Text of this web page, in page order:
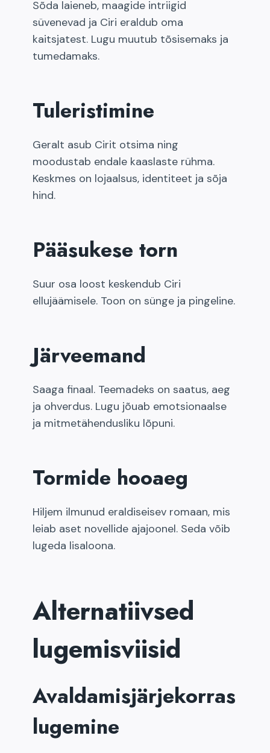
Sõda laieneb, maagide intriigid
süvenevad ja Ciri eraldub oma
kaitsjatest. Lugu muutub tõsisemaks ja
tumedamaks.
Tuleristimine
Geralt asub Cirit otsima ning
moodustab endale kaaslaste rühma.
Keskmes on lojaalsus, identiteet ja sõja
hind.
Pääsukese torn
Suur osa loost keskendub Ciri
ellujäämisele. Toon on sünge ja pingeline.
Järveemand
Saaga finaal. Teemadeks on saatus, aeg
ja ohverdus. Lugu jõuab emotsionaalse
ja mitmetähendusliku lõpuni.
Tormide hooaeg
Hiljem ilmunud eraldiseisev romaan, mis
leiab aset novellide ajajoonel. Seda võib
lugeda lisaloona.
Alternatiivsed
lugemisviisid
Avaldamisjärjekorras
lugemine